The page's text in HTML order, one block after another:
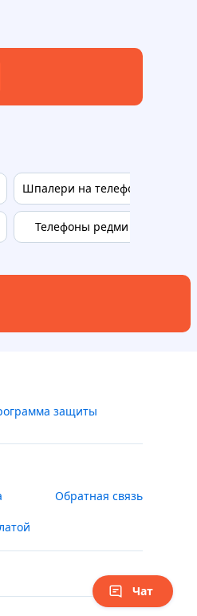
Шпалери на телефон
Телефоны редми
защиты
Обратная связь
Чат